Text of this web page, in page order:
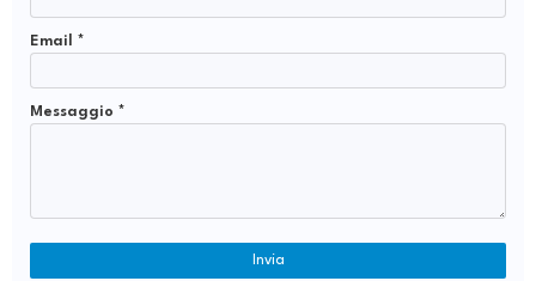
Email *
Messaggio *